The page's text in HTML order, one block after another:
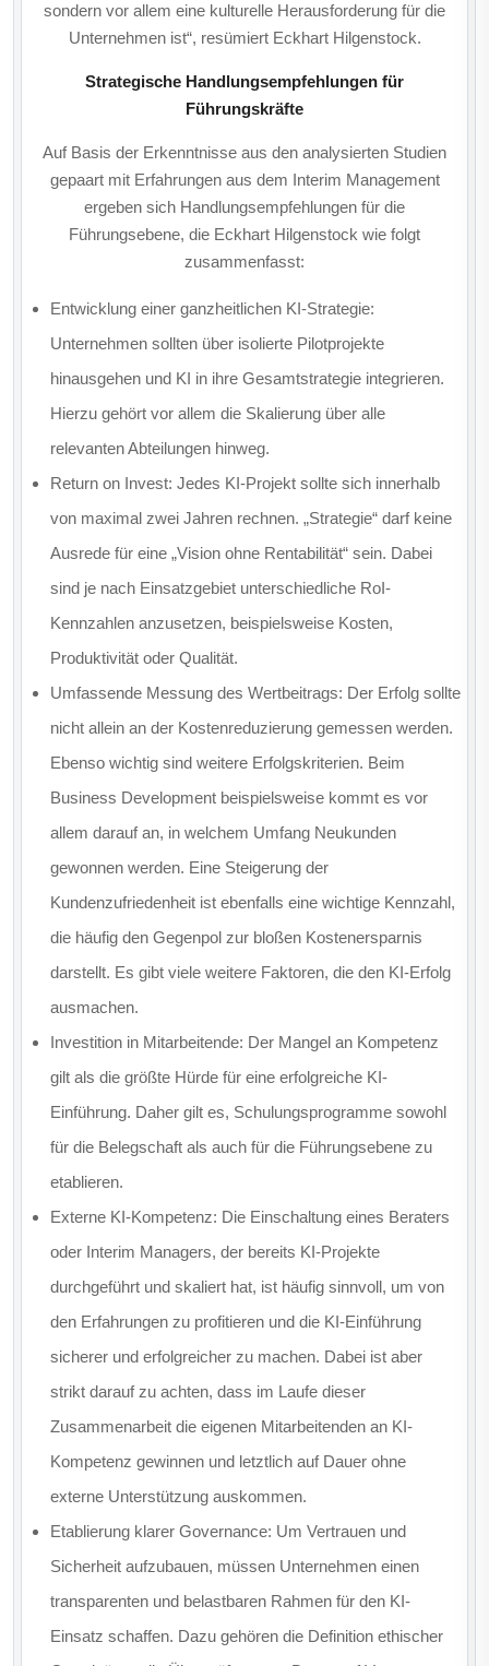
sondern vor allem eine kulturelle Herausforderung für die
Unternehmen ist“, resümiert Eckhart Hilgenstock.
Strategische Handlungsempfehlungen für
Führungskräfte
Auf Basis der Erkenntnisse aus den analysierten Studien
gepaart mit Erfahrungen aus dem Interim Management
ergeben sich Handlungsempfehlungen für die
Führungsebene, die Eckhart Hilgenstock wie folgt
zusammenfasst:
Entwicklung einer ganzheitlichen KI-Strategie:
Unternehmen sollten über isolierte Pilotprojekte
hinausgehen und KI in ihre Gesamtstrategie integrieren.
Hierzu gehört vor allem die Skalierung über alle
relevanten Abteilungen hinweg.
Return on Invest: Jedes KI-Projekt sollte sich innerhalb
von maximal zwei Jahren rechnen. „Strategie“ darf keine
Ausrede für eine „Vision ohne Rentabilität“ sein. Dabei
sind je nach Einsatzgebiet unterschiedliche RoI-
Kennzahlen anzusetzen, beispielsweise Kosten,
Produktivität oder Qualität.
Umfassende Messung des Wertbeitrags: Der Erfolg sollte
nicht allein an der Kostenreduzierung gemessen werden.
Ebenso wichtig sind weitere Erfolgskriterien. Beim
Business Development beispielsweise kommt es vor
allem darauf an, in welchem Umfang Neukunden
gewonnen werden. Eine Steigerung der
Kundenzufriedenheit ist ebenfalls eine wichtige Kennzahl,
die häufig den Gegenpol zur bloßen Kostenersparnis
darstellt. Es gibt viele weitere Faktoren, die den KI-Erfolg
ausmachen.
Investition in Mitarbeitende: Der Mangel an Kompetenz
gilt als die größte Hürde für eine erfolgreiche KI-
Einführung. Daher gilt es, Schulungsprogramme sowohl
für die Belegschaft als auch für die Führungsebene zu
etablieren.
Externe KI-Kompetenz: Die Einschaltung eines Beraters
oder Interim Managers, der bereits KI-Projekte
durchgeführt und skaliert hat, ist häufig sinnvoll, um von
den Erfahrungen zu profitieren und die KI-Einführung
sicherer und erfolgreicher zu machen. Dabei ist aber
strikt darauf zu achten, dass im Laufe dieser
Zusammenarbeit die eigenen Mitarbeitenden an KI-
Kompetenz gewinnen und letztlich auf Dauer ohne
externe Unterstützung auskommen.
Etablierung klarer Governance: Um Vertrauen und
Sicherheit aufzubauen, müssen Unternehmen einen
transparenten und belastbaren Rahmen für den KI-
Einsatz schaffen. Dazu gehören die Definition ethischer